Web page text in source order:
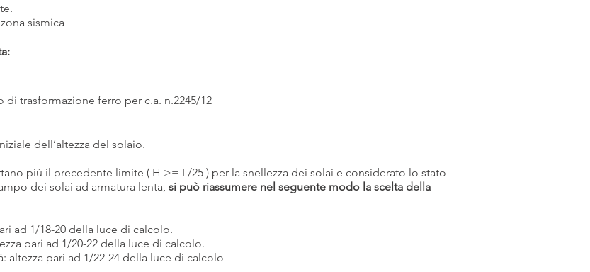
sismica
trasformazione ferro per c.a. n.2245/12
dell’altezza del solaio.
più il precedente limite ( H >= L/25 ) per la snellezza dei solai e considerato lo stato
dei solai ad armatura lenta, si può riassumere nel seguente modo la scelta della
ad 1/18-20 della luce di calcolo.
pari ad 1/20-22 della luce di calcolo.
altezza pari ad 1/22-24 della luce di calcolo